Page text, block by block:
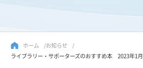
ホーム
お知らせ
ライブラリー・サポーターズのおすすめ本 2023年1月